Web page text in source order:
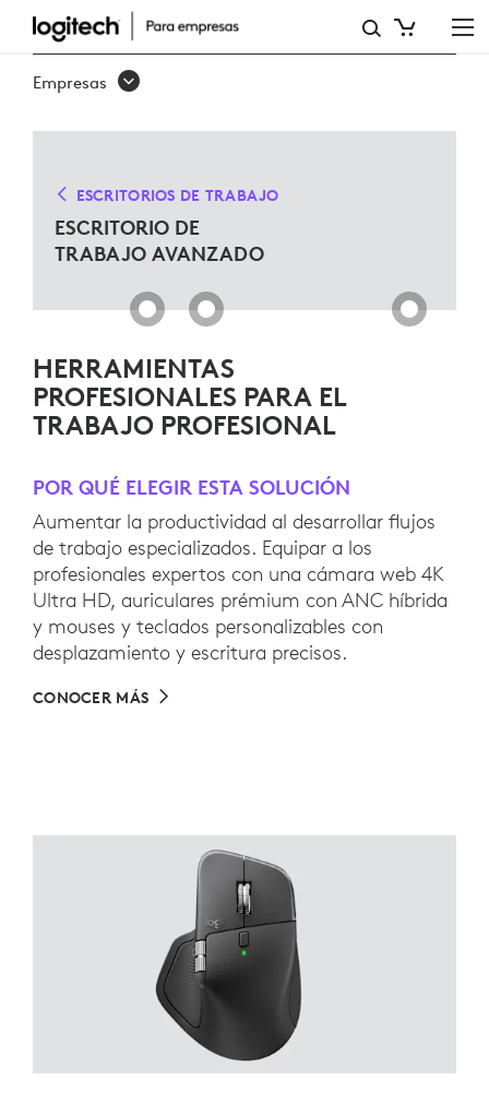
SOLUCIONES
AVANZADAS
Empresas
ESCRITORIOS DE TRABAJO
ESCRITORIO DE
TRABAJO AVANZADO
HERRAMIENTAS
PROFESIONALES PARA EL
TRABAJO PROFESIONAL
POR QUÉ ELEGIR ESTA SOLUCIÓN
Aumentar la productividad al desarrollar flujos
de trabajo especializados. Equipar a los
profesionales expertos con una cámara web 4K
Ultra HD, auriculares prémium con ANC híbrida
y mouses y teclados personalizables con
desplazamiento y escritura precisos.
CONOCER MÁS